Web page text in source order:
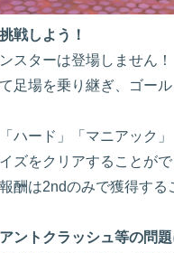
戦しよう！
スターは登場しません！
足場を乗り継ぎ、ゴー
ハード」「マニアック
ズをクリアすることが
酬は2ndのみで獲得する
ントクラッシュ等の問